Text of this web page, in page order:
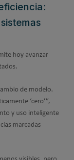
hoy avanzar
de modelo.
‘cero’”,
y uso inteligente
marcadas